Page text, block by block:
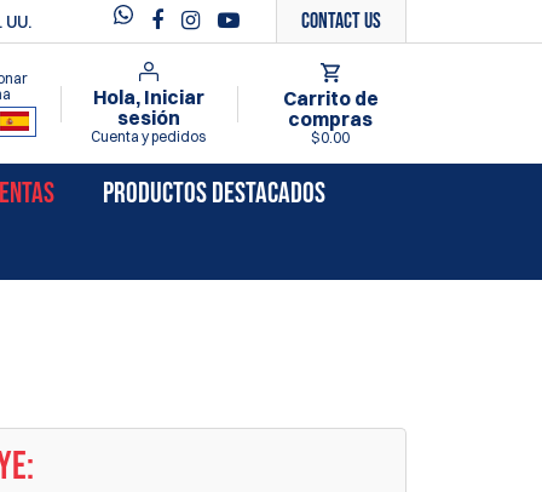
Contact Us
Hola, Iniciar
sesión
Cuenta y pedidos
Carrito de
compras
$0.00
PRODUCTOS DESTACADOS